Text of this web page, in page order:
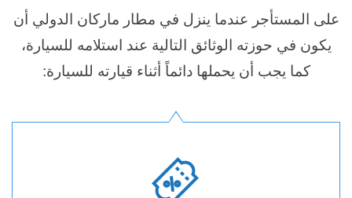
على المستأجر عندما ينزل في مطار ماركان الدولي أن
يكون في حوزته الوثائق التالية عند استلامه للسيارة،
كما يجب أن يحملها دائماً أثناء قيارته للسيارة: